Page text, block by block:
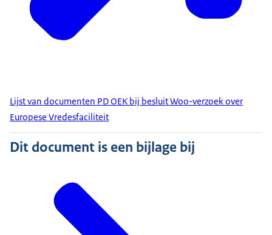
Lijst van documenten PD OEK bij besluit Woo-verzoek over
Europese Vredesfaciliteit
Dit document is een bijlage bij